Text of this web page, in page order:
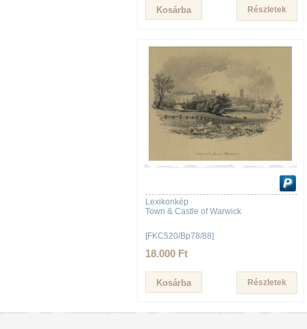
Részletek
Lexikonkép
Town & Castle of Warwick
[FKC520/Bp78/88]
18.000 Ft
Részletek